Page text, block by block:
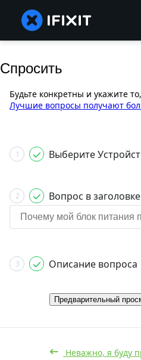
Спросить
Будьте конкретны и укажите
Лучшие вопросы получают
1 Выберите
2 Вопрос в заголовке
3 Описание вопроса
Предварительный
Неважно, я буду